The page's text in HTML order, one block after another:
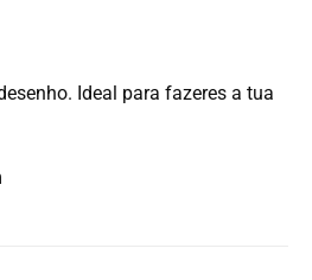
Ideal para fazeres a tua